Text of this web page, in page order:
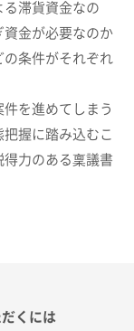
る滞貨資金なの
資金が必要なのか
の条件がそれぞれ
を進めてしまう
握に踏み込むこ
力のある稟議書
くには